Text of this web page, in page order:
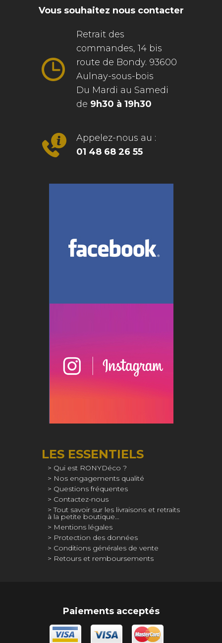
Vous souhaitez nous contacter
Retrait des
commandes, 14 bis
route de Bondy. 93600
Aulnay-sous-bois
Du Mardi au Samedi
de 9h30 à 19h30
Appelez-nous au :
01 48 68 26 55
LES ESSENTIELS
Qui est RONYDéco ?
Nos engagements qualité
Questions fréquentes
Contactez-nous
Tout savoir sur les livraisons et retraits
à la petite boutique…
Mentions légales
Protection des données
Conditions générales de vente
Retours et remboursements
Paiements acceptés